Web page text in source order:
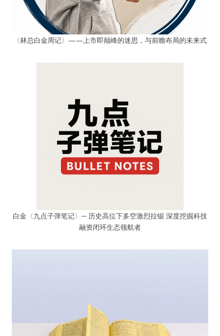
〈林总白金周记〉——上市即颠峰的迷思，与前瞻布局的未来式
白金〈九点子弹笔记〉─ 历史高位下多空激烈拉锯 深度挖掘科技
融资闭环生态领航者